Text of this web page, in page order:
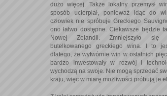
dużo więcej. Także lokalny przemysł
sposób ucierpiał, ponieważ idąc do
człowiek nie spróbuje Greckiego
ono łatwo dostępne. Ciekawsze będzie
Nowej Zelandii. Zmniejszyło się
butelkowanego greckiego wina. I to
dlatego, że wytwórnie win w ostatnich
bardzo inwestowały w rozwój i
wychodzą na swoje. Nie mogą sprzedać
kraju, więc w miarę możliwości próbują je